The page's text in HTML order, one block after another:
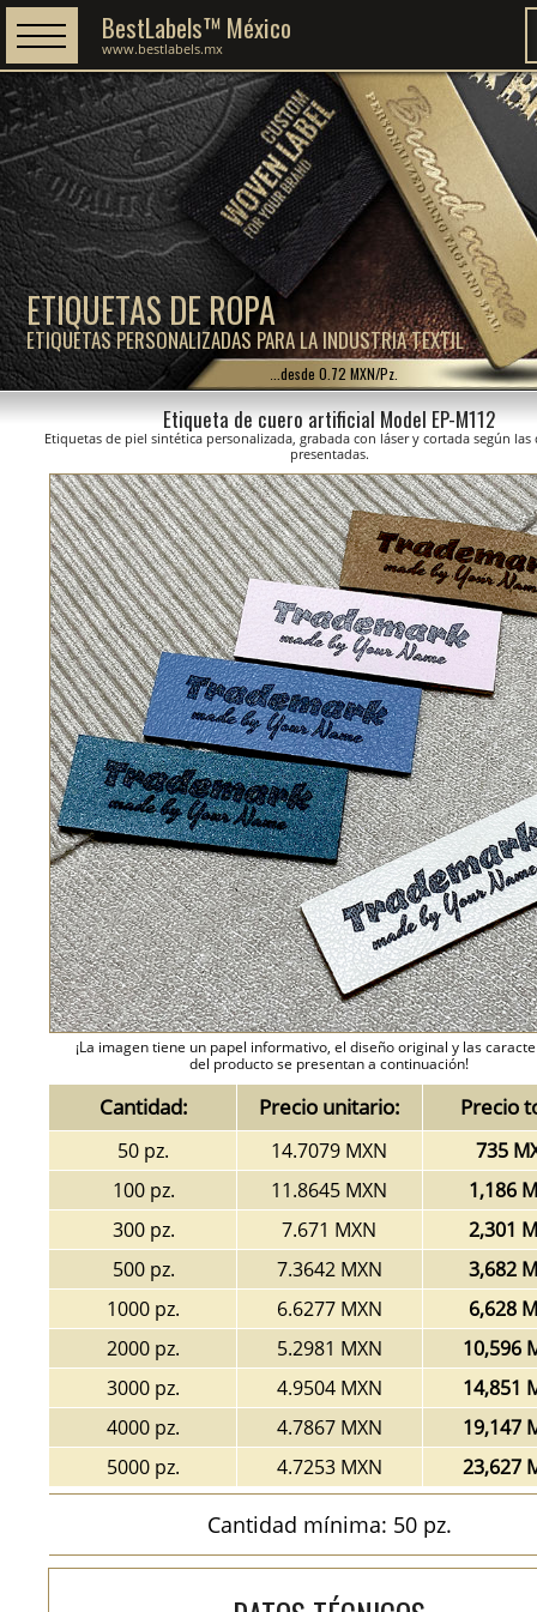
ETIQUETAS DE ROPA
ETIQUETAS PERSONALIZADAS PARA LA INDUSTRIA TEXTIL
BestLabels™ México
www.bestlabels.mx
...desde 0.72 MXN/Pz.
Etiqueta de cuero artificial Model EP-M112
Etiquetas de piel sintética personalizada, grabada con láser y cortada según
presentadas.
¡La imagen tiene un papel informativo, el diseño original y las
del producto se presentan a continuación!
Cantidad: Precio unitario: Precio
50 pz. 14.7079 MXN
735
100 pz.
11.8645 MXN
1,186
300 pz.
7.671 MXN
2,301
500 pz.
7.3642 MXN
3,682
1000 pz.
6.6277 MXN
6,628
2000 pz.
5.2981 MXN
10,596
3000 pz.
4.9504 MXN
14,851
4000 pz.
4.7867 MXN
19,147
5000 pz.
4.7253 MXN 23,627
Cantidad mínima: 50 pz.